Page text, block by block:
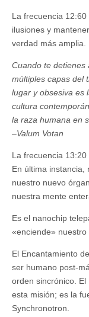
La frecuencia
ilusiones y
verdad más amplia.
Cuando te detienes
múltiples capas del
lugar y obsesiva es
cultura
la raza humana en
–Valum Votan
La frecuencia
En última instancia,
nuestro nuevo
nuestra mente
Es el nanochip
«enciende»
El Encantamiento
ser humano post-
orden sincrónico.
esta misión; es la
Synchronotron.